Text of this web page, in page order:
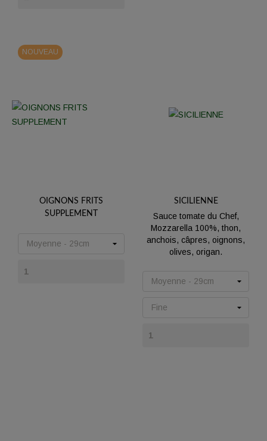
OIGNONS FRITS
SUPPLEMENT
NOUVEAU
SICILIENNE
Sauce tomate du Chef,
Mozzarella 100%, thon,
anchois, câpres, oignons,
olives, origan.